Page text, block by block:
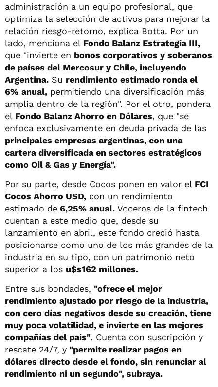
administración a un equipo profesional, que
optimiza la selección de activos para mejorar la
relación riesgo-retorno, explica Botta. Por un
lado, menciona el Fondo Balanz Estrategia III,
que "invierte en bonos corporativos y soberanos
de países del Mercosur y Chile, incluyendo
Argentina. Su rendimiento estimado ronda el
6% anual, permitiendo una diversificación más
amplia dentro de la región". Por el otro, pondera
el Fondo Balanz Ahorro en Dólares, que "se
enfoca exclusivamente en deuda privada de las
principales empresas argentinas, con una
cartera diversificada en sectores estratégicos
como Oil & Gas y Energía".
Por su parte, desde Cocos ponen en valor el FCI
Cocos Ahorro USD, con un rendimiento
estimado de 6,25% anual. Voceros de la fintech
cuentan a este medio que, desde su
lanzamiento en abril, este fondo creció hasta
posicionarse como uno de los más grandes de la
industria en su tipo, con un patrimonio neto
superior a los u$s162 millones.
Entre sus bondades, "ofrece el mejor
rendimiento ajustado por riesgo de la industria,
con cero días negativos desde su creación, tiene
muy poca volatilidad, e invierte en las mejores
compañías del país". Cuenta con suscripción y
rescate 24/7, y "permite realizar pagos en
dólares directo desde el fondo, sin renunciar al
rendimiento ni un segundo", subraya.